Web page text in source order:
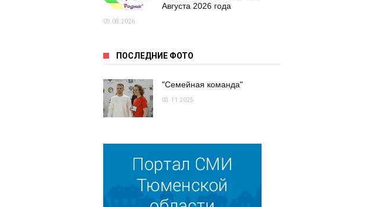
Августа 2026 года
05.08.2026
ПОСЛЕДНИЕ ФОТО
"Семейная команда"
03.11.2025